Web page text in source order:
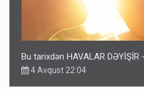
Bu tarixdən HAVALAR DƏYİŞİR
4 Avqust 22:04